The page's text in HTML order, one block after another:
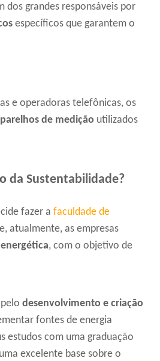
dos grandes responsáveis por
específicos que garantem o
e operadoras telefônicas, os
de medição utilizados
da Sustentabilidade?
fazer a faculdade de
atualmente, as empresas
, com o objetivo de
desenvolvimento e criação
fontes de energia
estudos com uma graduação
excelente base sobre o